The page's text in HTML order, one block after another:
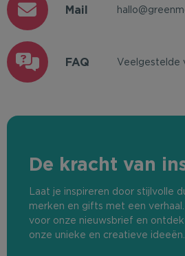
Mail
FAQ Veelgestelde
De kracht van
Laat je inspireren door stijlvolle
merken en gifts met een
voor onze nieuwsbrief en
onze unieke en creatieve ideeën.